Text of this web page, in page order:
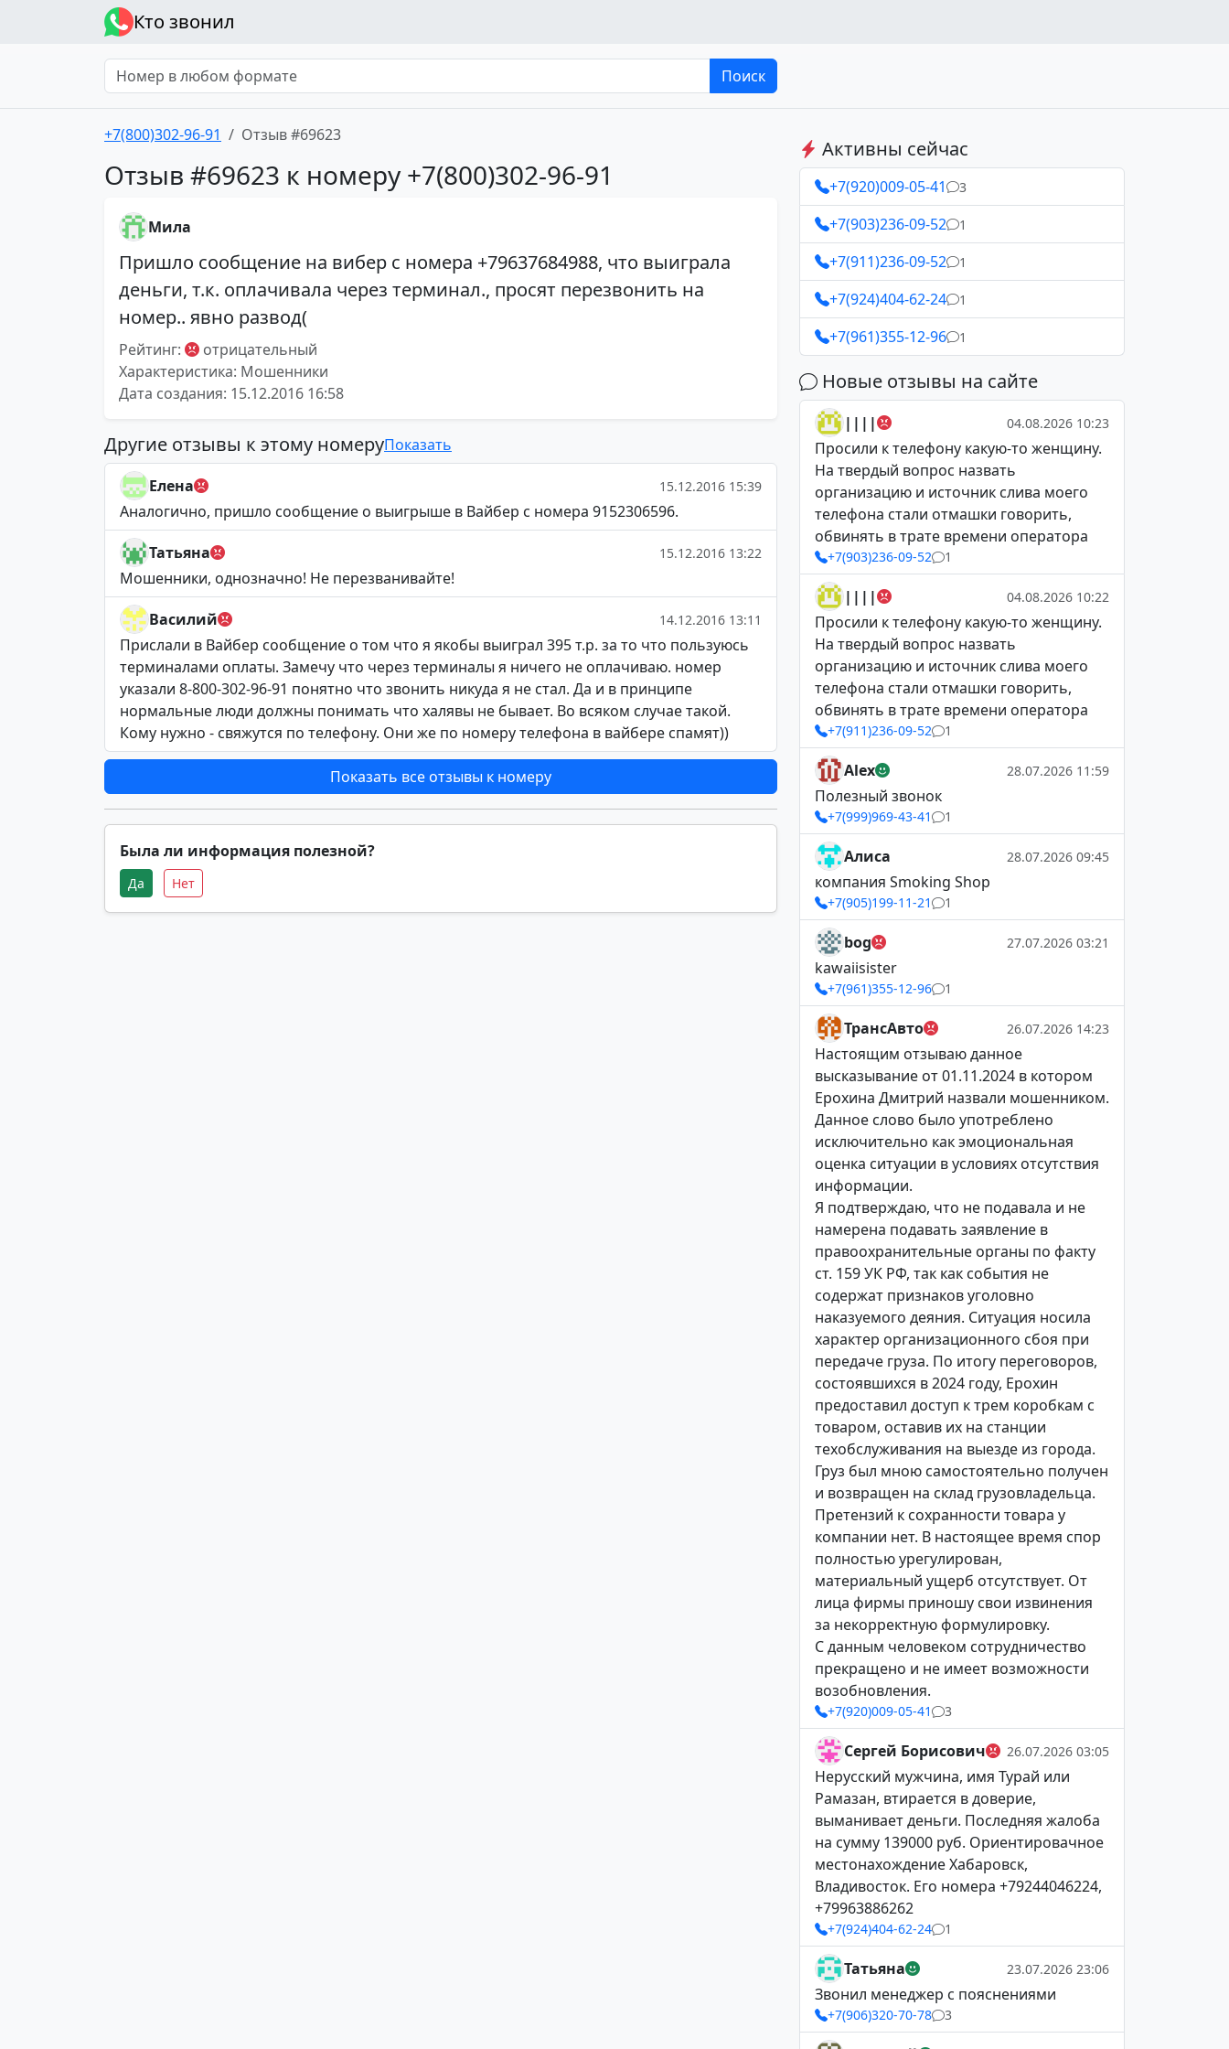
Кто звонил
Поиск
+7(800)302-96-91 Отзыв #69623
Отзыв #69623 к номеру +7(800)302-96-91
Мила
Пришло сообщение на вибер с номера +79637684988, что выиграла
деньги, т.к. оплачивала через терминал., просят перезвонить на
номер.. явно развод(
Рейтинг:
отрицательный
Характеристика: Мошенники
Дата создания: 15.12.2016 16:58
Другие отзывы к этому номеруПоказать
Елена 15.12.2016 15:39
Аналогично, пришло сообщение о выигрыше в Вайбер с номера 9152306596.
Татьяна 15.12.2016 13:22
Мошенники, однозначно! Не перезванивайте!
Василий 14.12.2016 13:11
Прислали в Вайбер сообщение о том что я якобы выиграл 395 т.р. за то что пользуюсь
терминалами оплаты. Замечу что через терминалы я ничего не оплачиваю. номер
указали 8-800-302-96-91 понятно что звонить никуда я не стал. Да и в принципе
нормальные люди должны понимать что халявы не бывает. Во всяком случае такой.
Кому нужно - свяжутся по телефону. Они же по номеру телефона в вайбере спамят))
Показать все отзывы к номеру
Была ли информация полезной?
Да Нет
Активны сейчас
+7(920)009-05-41 3
+7(903)236-09-52 1
+7(911)236-09-52 1
+7(924)404-62-24 1
+7(961)355-12-96 1
Новые отзывы на сайте
|||| 04.08.2026 10:23
Просили к телефону какую-то женщину.
На твердый вопрос назвать
организацию и источник слива моего
телефона стали отмашки говорить,
обвинять в трате времени оператора
+7(903)236-09-52 1
|||| 04.08.2026 10:22
Просили к телефону какую-то женщину.
На твердый вопрос назвать
организацию и источник слива моего
телефона стали отмашки говорить,
обвинять в трате времени оператора
+7(911)236-09-52 1
Alex 28.07.2026 11:59
Полезный звонок
+7(999)969-43-41 1
Алиса 28.07.2026 09:45
компания Smoking Shop
+7(905)199-11-21 1
bog 27.07.2026 03:21
kawaiisister
+7(961)355-12-96 1
ТрансАвто 26.07.2026 14:23
Настоящим отзываю данное
высказывание от 01.11.2024 в котором
Ерохина Дмитрий назвали мошенником.
Данное слово было употреблено
исключительно как эмоциональная
оценка ситуации в условиях отсутствия
информации.
Я подтверждаю, что не подавала и не
намерена подавать заявление в
правоохранительные органы по факту
ст. 159 УК РФ, так как события не
содержат признаков уголовно
наказуемого деяния. Ситуация носила
характер организационного сбоя при
передаче груза. По итогу переговоров,
состоявшихся в 2024 году, Ерохин
предоставил доступ к трем коробкам с
товаром, оставив их на станции
техобслуживания на выезде из города.
Груз был мною самостоятельно получен
и возвращен на склад грузовладельца.
Претензий к сохранности товара у
компании нет. В настоящее время спор
полностью урегулирован,
материальный ущерб отсутствует. От
лица фирмы приношу свои извинения
за некорректную формулировку.
С данным человеком сотрудничество
прекращено и не имеет возможности
возобновления.
+7(920)009-05-41 3
Сергей Борисович 26.07.2026 03:05
Нерусский мужчина, имя Турай или
Рамазан, втирается в доверие,
выманивает деньги. Последняя жалоба
на сумму 139000 руб. Ориентировачное
местонахождение Хабаровск,
Владивосток. Его номера +79244046224,
+79963886262
+7(924)404-62-24 1
Татьяна 23.07.2026 23:06
Звонил менеджер с пояснениями
+7(906)320-70-78 3